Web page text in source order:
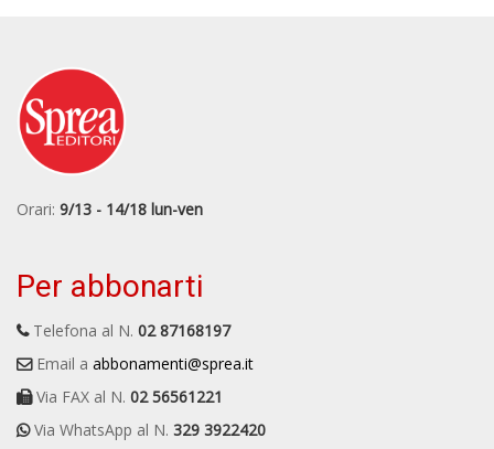
Orari: 9/13 - 14/18 lun-ven
Per abbonarti
Telefona al N. 02 87168197
Email a abbonamenti@sprea.it
Via FAX al N. 02 56561221
Via WhatsApp al N. 329 3922420